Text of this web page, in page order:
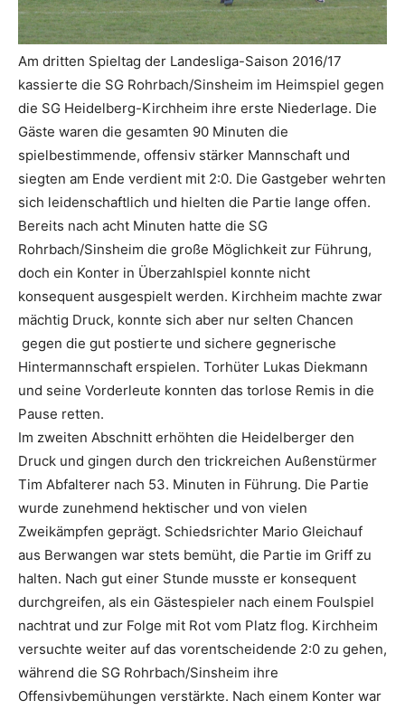
Am dritten Spieltag der Landesliga-Saison 2016/17
kassierte die SG Rohrbach/Sinsheim im Heimspiel gegen
die SG Heidelberg-Kirchheim ihre erste Niederlage. Die
Gäste waren die gesamten 90 Minuten die
spielbestimmende, offensiv stärker Mannschaft und
siegten am Ende verdient mit 2:0. Die Gastgeber wehrten
sich leidenschaftlich und hielten die Partie lange offen.
Bereits nach acht Minuten hatte die SG
Rohrbach/Sinsheim die große Möglichkeit zur Führung,
doch ein Konter in Überzahlspiel konnte nicht
konsequent ausgespielt werden. Kirchheim machte zwar
mächtig Druck, konnte sich aber nur selten Chancen
gegen die gut postierte und sichere gegnerische
Hintermannschaft erspielen. Torhüter Lukas Diekmann
und seine Vorderleute konnten das torlose Remis in die
Pause retten.
Im zweiten Abschnitt erhöhten die Heidelberger den
Druck und gingen durch den trickreichen Außenstürmer
Tim Abfalterer nach 53. Minuten in Führung. Die Partie
wurde zunehmend hektischer und von vielen
Zweikämpfen geprägt. Schiedsrichter Mario Gleichauf
aus Berwangen war stets bemüht, die Partie im Griff zu
halten. Nach gut einer Stunde musste er konsequent
durchgreifen, als ein Gästespieler nach einem Foulspiel
nachtrat und zur Folge mit Rot vom Platz flog. Kirchheim
versuchte weiter auf das vorentscheidende 2:0 zu gehen,
während die SG Rohrbach/Sinsheim ihre
Offensivbemühungen verstärkte. Nach einem Konter war